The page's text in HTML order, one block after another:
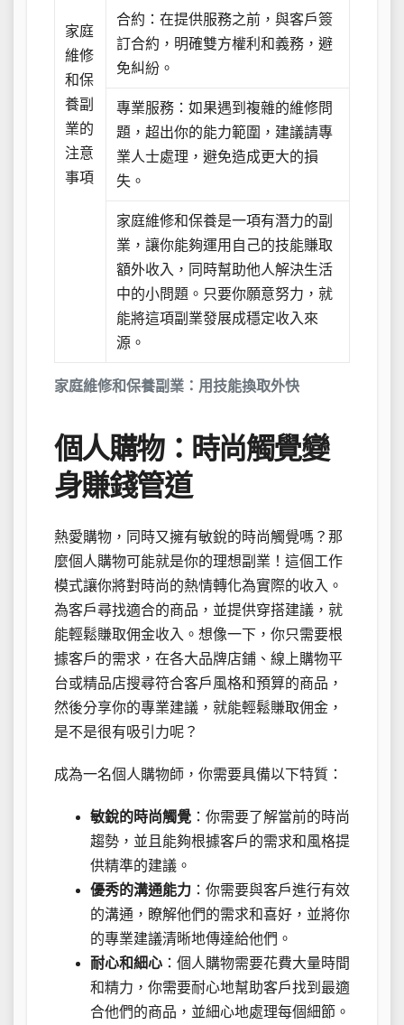
家庭維修和保養副業：用技能換取外快
家庭
維修
和保
養副
業的
注意
事項
合約：在提供服務之前，與客戶簽
訂合約，明確雙方權利和義務，避
免糾紛。
專業服務：如果遇到複雜的維修問
題，超出你的能力範圍，建議請專
業人士處理，避免造成更大的損
失。
家庭維修和保養是一項有潛力的副
業，讓你能夠運用自己的技能賺取
額外收入，同時幫助他人解決生活
中的小問題。只要你願意努力，就
能將這項副業發展成穩定收入來
源。
個人購物：時尚觸覺變
身賺錢管道
熱愛購物，同時又擁有敏銳的時尚觸覺嗎？那
麼個人購物可能就是你的理想副業！這個工作
模式讓你將對時尚的熱情轉化為實際的收入。
為客戶尋找適合的商品，並提供穿搭建議，就
能輕鬆賺取佣金收入。想像一下，你只需要根
據客戶的需求，在各大品牌店鋪、線上購物平
台或精品店搜尋符合客戶風格和預算的商品，
然後分享你的專業建議，就能輕鬆賺取佣金，
是不是很有吸引力呢？
成為一名個人購物師，你需要具備以下特質：
敏銳的時尚觸覺 ：你需要了解當前的時尚
趨勢，並且能夠根據客戶的需求和風格提
供精準的建議。
優秀的溝通能力 ：你需要與客戶進行有效
的溝通，瞭解他們的需求和喜好，並將你
的專業建議清晰地傳達給他們。
耐心和細心 ：個人購物需要花費大量時間
和精力，你需要耐心地幫助客戶找到最適
合他們的商品，並細心地處理每個細節。